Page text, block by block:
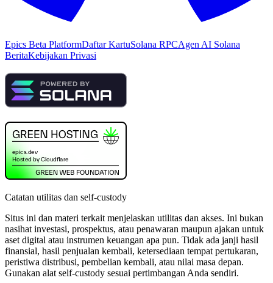
Epics Beta PlatformDaftar KartuSolana RPCAgen AI Solana
BeritaKebijakan Privasi
Catatan utilitas dan self-custody
Situs ini dan materi terkait menjelaskan utilitas dan akses. Ini bukan
nasihat investasi, prospektus, atau penawaran maupun ajakan untuk
aset digital atau instrumen keuangan apa pun. Tidak ada janji hasil
finansial, hasil penjualan kembali, ketersediaan tempat pertukaran,
peristiwa distribusi, pembelian kembali, atau nilai masa depan.
Gunakan alat self-custody sesuai pertimbangan Anda sendiri.